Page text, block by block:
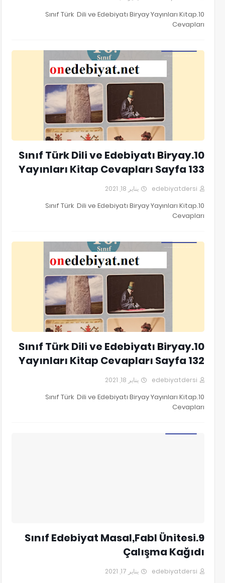
10.Sınıf Türk Dili ve Edebiyatı Biryay Yayınları Kitap
Cevapları
10.Sınıf Türk Dili ve Edebiyatı Biryay
Yayınları Kitap Cevapları Sayfa 133
edebiyatdersi يناير 18, 2021
10.Sınıf Türk Dili ve Edebiyatı Biryay Yayınları Kitap
Cevapları
10.Sınıf Türk Dili ve Edebiyatı Biryay
Yayınları Kitap Cevapları Sayfa 132
edebiyatdersi يناير 18, 2021
10.Sınıf Türk Dili ve Edebiyatı Biryay Yayınları Kitap
Cevapları
9.Sınıf Edebiyat Masal,Fabl Ünitesi
Çalışma Kağıdı
edebiyatdersi يناير 17, 2021